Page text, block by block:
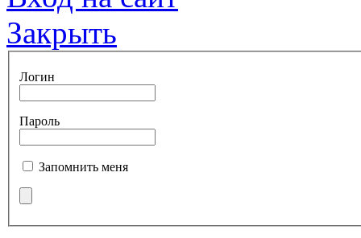
Закрыть
Логин
Пароль
Запомнить меня